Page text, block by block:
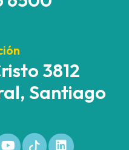
3812
Santiago